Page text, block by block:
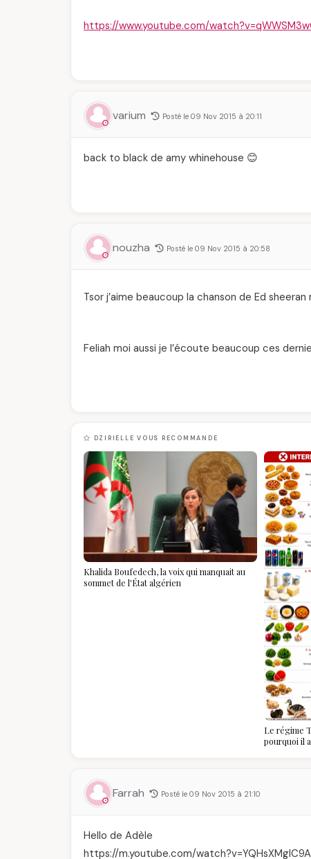
https://www.youtube.com/
varium Posté le 09 Nov 2015 à 20:11
back to black de amy whinehouse 😊
nouzha Posté le 09 Nov 2015 à 20:58
Tsor j’aime beaucoup la chanson de Ed sheeran
Feliah moi aussi je l’écoute beaucoup ces
DZIRIELLE VOUS RECOMMANDE
Khalida Boufedech, la voix qui manquait au
sommet de l'État algérien
Le régime
pourquoi il
Farrah Posté le 09 Nov 2015 à 21:10
Hello de Adèle
https://m.youtube.com/watch?v=YQHsXMglC9A